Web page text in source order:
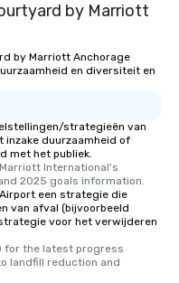
by Marriott
by Marriott Anchorage
en diversiteit en
strategieën van
inzake duurzaamheid of
met het publiek.
International's
2025 goals information.
een strategie die
van afval (bijvoorbeeld
voor het verwijderen
for the latest progress
landfill reduction and